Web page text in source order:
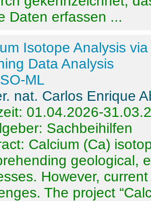
Daten erfassen ...
Isotope Analysis
Data Analysis
ML
nat. Carlos Enrique
01.04.2026-
Sachbeihilfen
Calcium (Ca)
geological,
However,
The project